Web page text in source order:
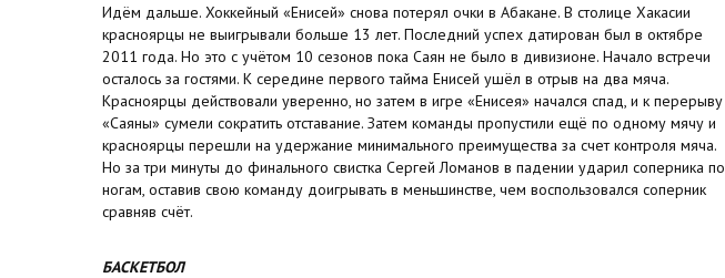
Идём дальше. Хоккейный «Енисей» снова потерял очки в Абакане. В столице Хакасии
красноярцы не выигрывали больше 13 лет. Последний успех датирован был в октябре
2011 года. Но это с учётом 10 сезонов пока Саян не было в дивизионе. Начало встречи
осталось за гостями. К середине первого тайма Енисей ушёл в отрыв на два мяча.
Красноярцы действовали уверенно, но затем в игре «Енисея» начался спад, и к перерыву
«Саяны» сумели сократить отставание. Затем команды пропустили ещё по одному мячу и
красноярцы перешли на удержание минимального преимущества за счет контроля мяча.
Но за три минуты до финального свистка Сергей Ломанов в падении ударил соперника по
ногам, оставив свою команду доигрывать в меньшинстве, чем воспользовался соперник
сравняв счёт.
БАСКЕТБОЛ